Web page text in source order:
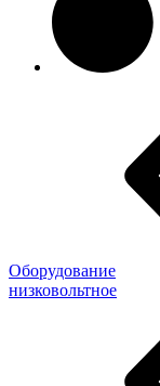
Оборудование
низковольтное